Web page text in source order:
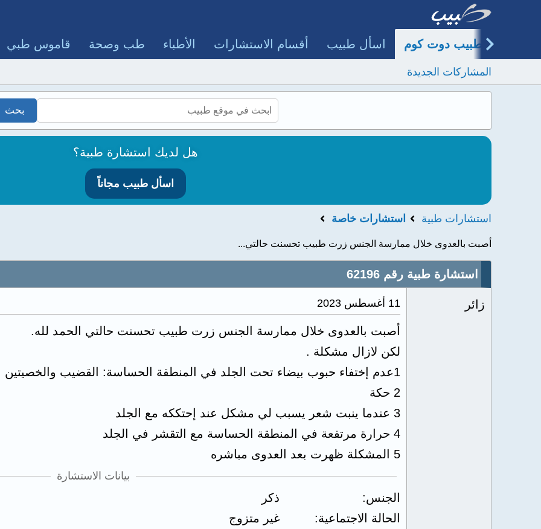
طبيب دوت كوم اسأل طبيب أقسام الاستشارات الأطباء طب وصحة قاموس طبي
المشاركات الجديدة
هل لديك استشارة طبية؟
اسأل طبيب مجاناً
استشارات طبية استشارات خاصة
أصبت بالعدوى خلال ممارسة الجنس زرت طبيب تحسنت حالتي...
استشارة طبية رقم 62196
زائر 11 أغسطس 2023
أصبت بالعدوى خلال ممارسة الجنس زرت طبيب تحسنت حالتي الحمد لله.
لكن لازال مشكلة .
1عدم إختفاء حبوب بيضاء تحت الجلد في المنطقة الحساسة: القضيب والخصيتين
2 حكة
3 عندما ينبت شعر يسبب لي مشكل عند إحتككه مع الجلد
4 حرارة مرتفعة في المنطقة الحساسة مع التقشر في الجلد
5 المشكلة ظهرت بعد العدوى مباشره
بيانات الاستشارة
الجنس
ذكر
الحالة الاجتماعية
غير متزوج